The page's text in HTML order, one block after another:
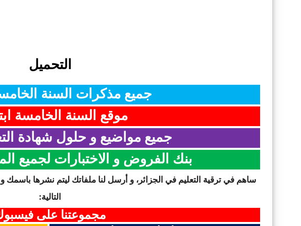
التحميل
جميع مذكرات السنة
موقع السنة الخامسة
جميع مواضيع و حلول شهادة
بنك الفروض و الاختبارات لجميع
ساهم في ترقية التعليم في الجزائر، و أرسل لنا ملفاتك ليتم نشرها باسمك
التالية:
مجموعتنا على